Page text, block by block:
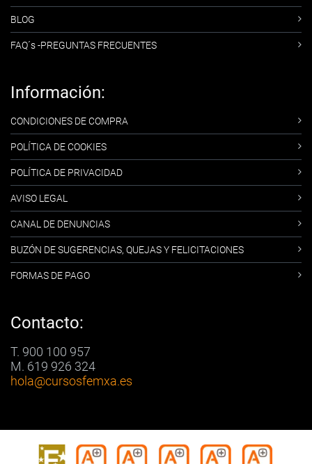
BLOG
FAQ´s -PREGUNTAS FRECUENTES
Información:
CONDICIONES DE COMPRA
POLÍTICA DE COOKIES
POLÍTICA DE PRIVACIDAD
AVISO LEGAL
CANAL DE DENUNCIAS
BUZÓN DE SUGERENCIAS, QUEJAS Y FELICITACIONES
FORMAS DE PAGO
Contacto:
T. 900 100 957
M. 619 926 324
hola@cursosfemxa.es